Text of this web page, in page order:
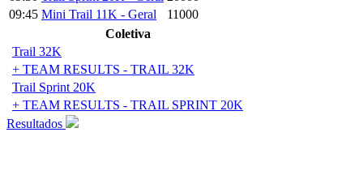
09:45 Mini Trail 11K - Geral
11000
Coletiva
Trail 32K
+ TEAM RESULTS - TRAIL 32K
Trail Sprint 20K
+ TEAM RESULTS - TRAIL SPRINT 20K
Resultados